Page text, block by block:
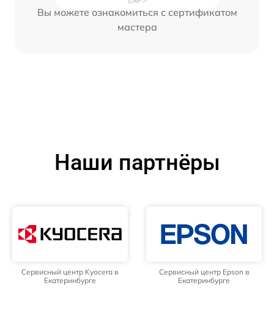
Вы можете ознакомиться с сертификатом
мастера
Наши партнёры
Сервисный центр Kyocera в
Екатеринбурге
Сервисный центр Epson в
Екатеринбурге